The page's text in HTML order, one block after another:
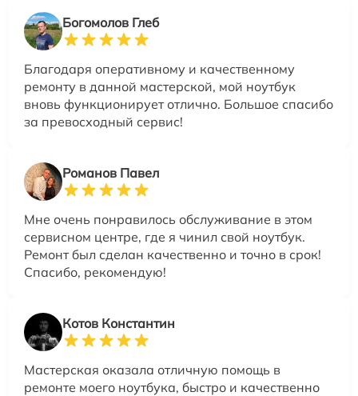
Богомолов Глеб
Благодаря оперативному и качественному
ремонту в данной мастерской, мой ноутбук
вновь функционирует отлично. Большое спасибо
за превосходный сервис!
Романов Павел
Мне очень понравилось обслуживание в этом
сервисном центре, где я чинил свой ноутбук.
Ремонт был сделан качественно и точно в срок!
Спасибо, рекомендую!
Котов Константин
Мастерская оказала отличную помощь в
ремонте моего ноутбука, быстро и качественно